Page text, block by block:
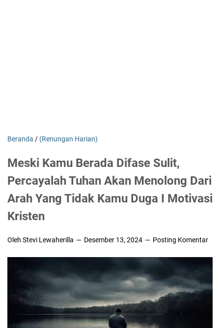
Beranda / (Renungan Harian)
Meski Kamu Berada Difase Sulit,
Percayalah Tuhan Akan Menolong Dari
Arah Yang Tidak Kamu Duga I Motivasi
Kristen
Oleh Stevi Lewaherilla Desember 13, 2024 Posting Komentar